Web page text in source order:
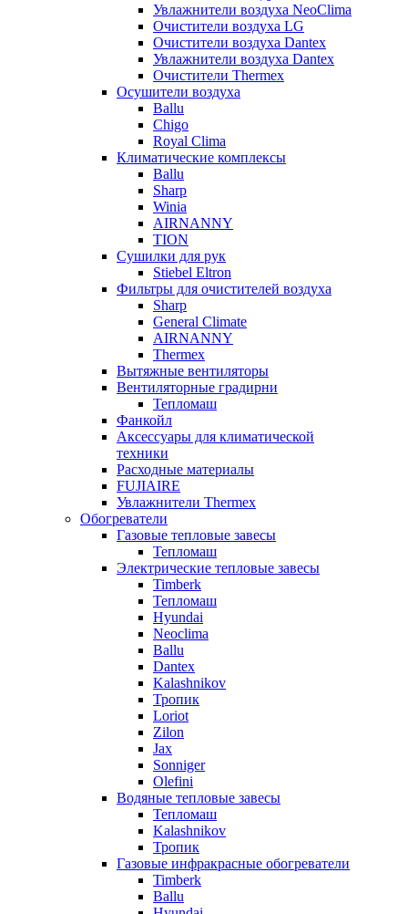
Увлажнители воздуха NeoClima
Очистители воздуха LG
Очистители воздуха Dantex
Увлажнители воздуха Dantex
Очистители Thermex
Осушители воздуха
Ballu
Chigo
Royal Clima
Климатические комплексы
Ballu
Sharp
Winia
AIRNANNY
TION
Сушилки для рук
Stiebel Eltron
Фильтры для очистителей воздуха
Sharp
General Climate
AIRNANNY
Thermex
Вытяжные вентиляторы
Вентиляторные градирни
Тепломаш
Фанкойл
Аксессуары для климатической
техники
Расходные материалы
FUJIAIRE
Увлажнители Thermex
Обогреватели
Газовые тепловые завесы
Тепломаш
Электрические тепловые завесы
Timberk
Тепломаш
Hyundai
Neoclima
Ballu
Dantex
Kalashnikov
Тропик
Loriot
Zilon
Jax
Sonniger
Olefini
Водяные тепловые завесы
Тепломаш
Kalashnikov
Тропик
Газовые инфракрасные обогреватели
Timberk
Ballu